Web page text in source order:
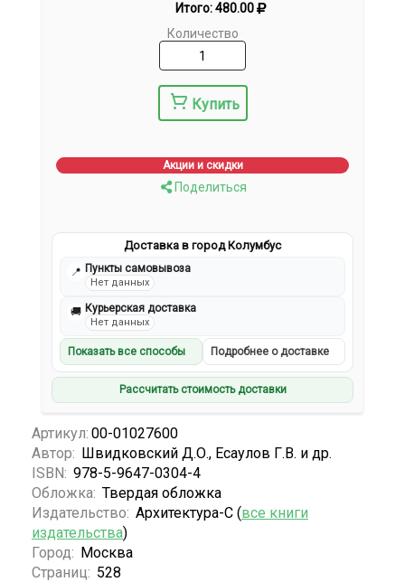
Итого:480.00
Количество
Купить
Акции и скидки
Поделиться
Доставка в город Колумбус
📍 Пункты самовывоза
Нет данных
🚚 Курьерская доставка
Нет данных
Показать все способы Подробнее о доставке
Рассчитать стоимость доставки
Артикул: 00-01027600
Автор: Швидковский Д.О., Есаулов Г.В. и др.
ISBN: 978-5-9647-0304-4
Обложка: Твердая обложка
Издательство: Архитектура-С (все книги
издательства)
Город: Москва
Страниц: 528